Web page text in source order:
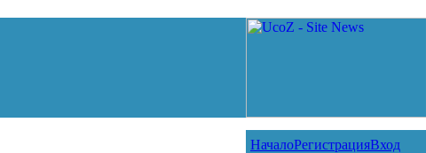
НачалоРегистрацияВход